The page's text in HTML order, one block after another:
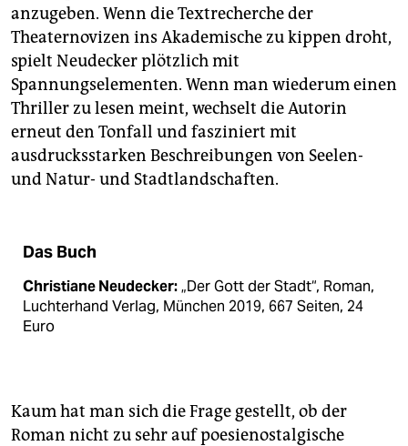
anzugeben. Wenn die Textrecherche der
Theaternovizen ins Akademische zu kippen droht,
spielt Neudecker plötzlich mit
Spannungselementen. Wenn man wiederum einen
Thriller zu lesen meint, wechselt die Autorin
erneut den Tonfall und fasziniert mit
ausdrucksstarken Beschreibungen von Seelen-
und Natur- und Stadtlandschaften.
Das Buch
Christiane Neudecker:„Der Gott der Stadt“, Roman,
Luchterhand Verlag, München 2019, 667 Seiten, 24
Euro
Kaum hat man sich die Frage gestellt, ob der
Roman nicht zu sehr auf poesienostalgische